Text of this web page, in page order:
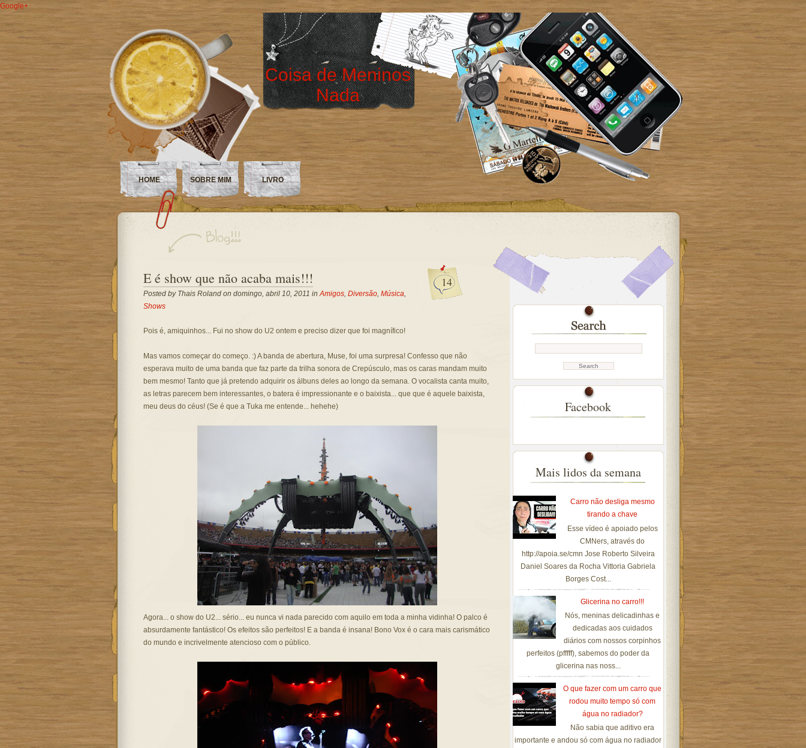
Google+
Coisa de Meninos
Nada
HOME SOBRE MIM LIVRO
14
E é show que não acaba mais!!!
Posted by Thais Rolandon domingo, abril 10, 2011 inAmigos, Diversão, Música,
Shows
Pois é, amiquinhos... Fui no show do U2 ontem e preciso dizer que foi magnífico!
Mas vamos começar do começo. :) A banda de abertura, Muse, foi uma surpresa! Confesso que não
esperava muito de uma banda que faz parte da trilha sonora de Crepúsculo, mas os caras mandam muito
bem mesmo! Tanto que já pretendo adquirir os álbuns deles ao longo da semana. O vocalista canta muito,
as letras parecem bem interessantes, o batera é impressionante e o baixista... que que é aquele baixista,
meu deus do céus! (Se é que a Tuka me entende... hehehe)
Agora... o show do U2... sério... eu nunca vi nada parecido com aquilo em toda a minha vidinha! O palco é
absurdamente fantástico! Os efeitos são perfeitos! E a banda é insana! Bono Vox é o cara mais carismático
do mundo e incrivelmente atencioso com o público.
Facebook
Mais lidos da semana
Carro não desliga mesmo
tirando a chave
Esse vídeo é apoiado pelos
CMNers, através do
http://apoia.se/cmn Jose Roberto Silveira
Daniel Soares da Rocha Vittoria Gabriela
Borges Cost...
Glicerina no carro!!!
Nós, meninas delicadinhas e
dedicadas aos cuidados
diários com nossos corpinhos
perfeitos (pfffff), sabemos do poder da
glicerina nas noss...
O que fazer com um carro que
rodou muito tempo só com
água no radiador?
Não sabia que aditivo era
importante e andou só com água no radiador